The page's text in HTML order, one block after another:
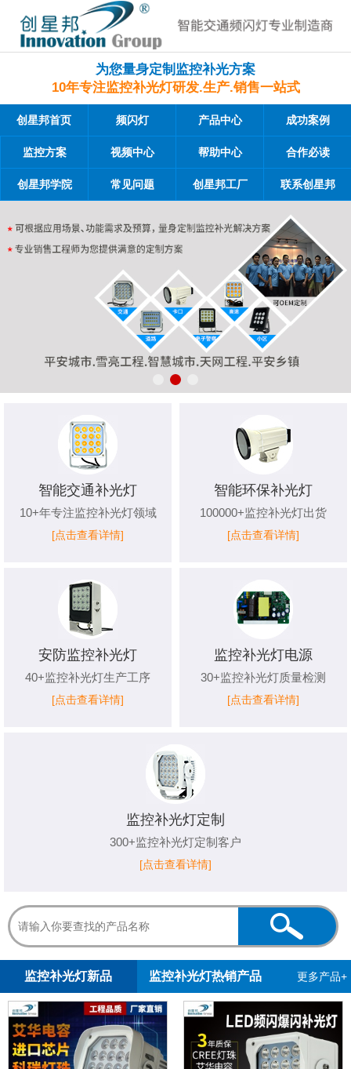
为您量身定制监控补光方案
10年专注监控补光灯研发.生产.销售一站式
创星邦首页 频闪灯 产品中心 成功案例
监控方案 视频中心 帮助中心 合作必读
创星邦学院 常见问题 创星邦工厂 联系创星邦
智能交通补光灯
10+年专注监控补光灯领域
[点击查看详情]
智能环保补光灯
100000+监控补光灯出货
[点击查看详情]
安防监控补光灯
40+监控补光灯生产工序
[点击查看详情]
监控补光灯电源
30+监控补光灯质量检测
[点击查看详情]
监控补光灯定制
300+监控补光灯定制客户
[点击查看详情]
监控补光灯新品 监控补光灯热销产品 更多产品+